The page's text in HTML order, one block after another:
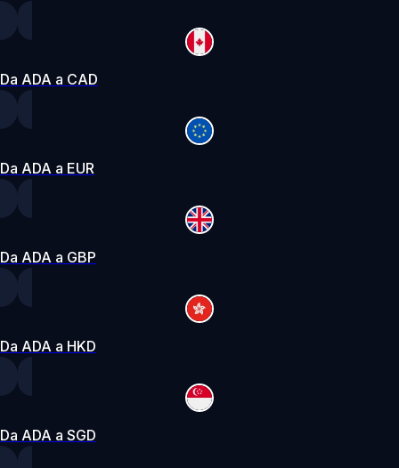
Da ADA a CAD
Da ADA a EUR
Da ADA a GBP
Da ADA a HKD
Da ADA a SGD